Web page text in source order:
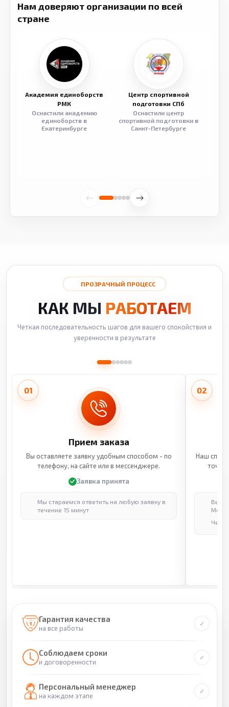
Нам доверяют организации по всей
стране
Академия единоборств
РМК
Оснастили академию
единоборств в
Екатеринбурге
Центр спортивной
подготовки СПб
Оснастили центр
спортивной подготовки в
Санкт-Петербурге
ПРОЗРАЧНЫЙ ПРОЦЕСС
КАК МЫ РАБОТАЕМ
Четкая последовательность шагов для вашего спокойствия и
уверенности в результате
01
Прием заказа
Вы оставляете заявку удобным способом - по
телефону, на сайте или в мессенджере.
Заявка принята
Мы стараемся ответить на любую заявку в
течение 15 минут
02
Наш
Гарантия качества
на все работы
Соблюдаем сроки
и договоренности
Персональный менеджер
на каждом этапе